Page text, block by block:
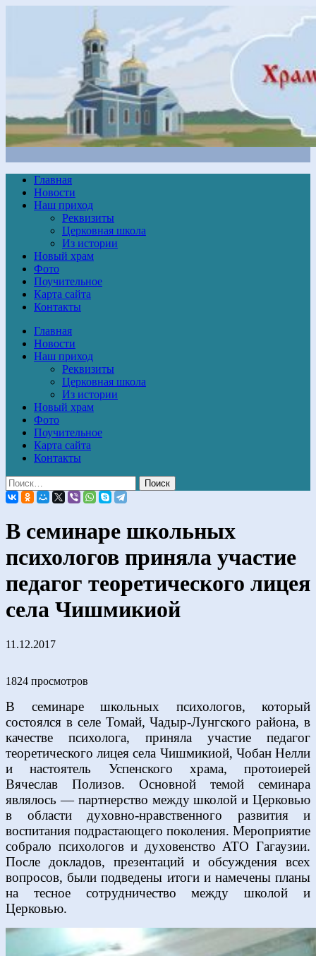
Главная
Новости
Наш приход
Реквизиты
Церковная школа
Из истории
Новый храм
Фото
Поучительное
Карта сайта
Контакты
Главная
Новости
Наш приход
Реквизиты
Церковная школа
Из истории
Новый храм
Фото
Поучительное
Карта сайта
Контакты
В семинаре школьных
психологов приняла участие
педагог теоретического лицея
села Чишмикиой
11.12.2017
1824 просмотров
В семинаре школьных психологов, который
состоялся в селе Томай, Чадыр-Лунгского района, в
качестве психолога, приняла участие педагог
теоретического лицея села Чишмикиой, Чобан Нелли
и настоятель Успенского храма, протоиерей
Вячеслав Полизов. Основной темой семинара
являлось — партнерство между школой и Церковью
в области духовно-нравственного развития и
воспитания подрастающего поколения. Мероприятие
собрало психологов и духовенство АТО Гагаузии.
После докладов, презентаций и обсуждения всех
вопросов, были подведены итоги и намечены планы
на тесное сотрудничество между школой и
Церковью.